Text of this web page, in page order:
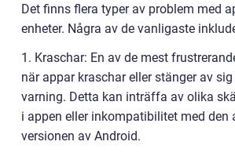
Det finns flera typer av problem med
enheter. Några av de vanligaste
1. Kraschar: En av de mest
när appar kraschar eller stänger av
varning. Detta kan inträffa av olika
i appen eller inkompatibilitet med den
versionen av Android.